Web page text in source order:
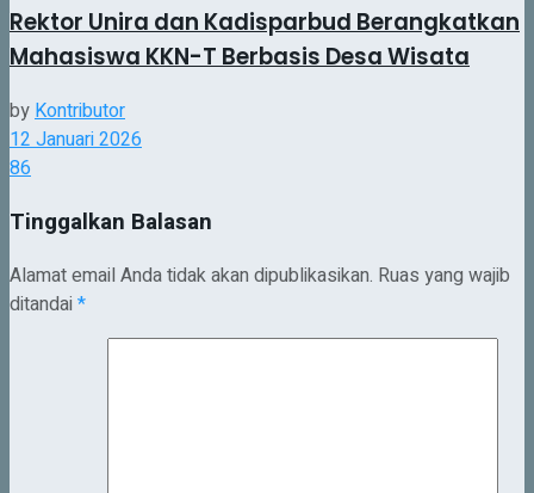
Rektor Unira dan Kadisparbud Berangkatkan
Mahasiswa KKN-T Berbasis Desa Wisata
byKontributor
12 Januari 2026
86
Tinggalkan Balasan
Alamat email Anda tidak akan dipublikasikan. Ruas yang wajib
ditandai *